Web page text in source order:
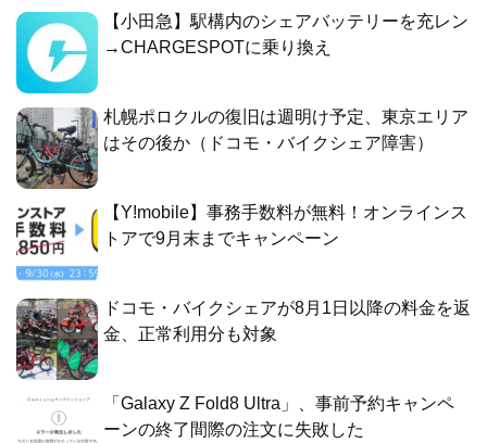
【小田急】駅構内のシェアバッテリーを充レン
→CHARGESPOTに乗り換え
札幌ポロクルの復旧は週明け予定、東京エリア
はその後か（ドコモ・バイクシェア障害）
【Y!mobile】事務手数料が無料！オンラインス
トアで9月末までキャンペーン
ドコモ・バイクシェアが8月1日以降の料金を返
金、正常利用分も対象
「Galaxy Z Fold8 Ultra」、事前予約キャンペ
ーンの終了間際の注文に失敗した